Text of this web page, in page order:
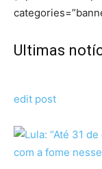
Ultimas
edit post